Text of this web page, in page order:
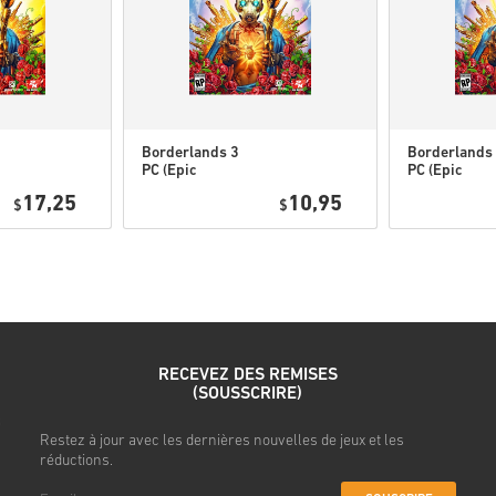
• Entre ton adresse e-mail
• Sélectionne ton mode de
Il se peut que vous
$ 17,25
Borderlands 3
PC (Epic
$ 10,95
Borderlands
PC (Epic
RECEVEZ DES REMISES
(SOUSSCRIRE)
Restez à jour avec les dernières nouvelles de jeux et les
réductions.